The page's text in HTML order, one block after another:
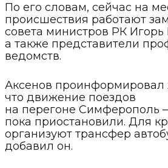
По его словам, сейчас на
происшествия работают
совета министров РК
а также представители
ведомств.
Аксенов
что движение поездов
на перегоне Симферополь
пока приостановили. Для
организуют трансфер
добавил он.